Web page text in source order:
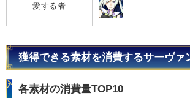
愛する者
獲得できる素材を消費するサーヴァ
各素材の消費量TOP10